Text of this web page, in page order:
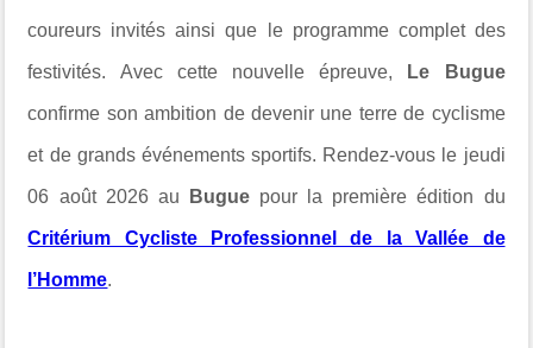
coureurs invités ainsi que le programme complet des
festivités. Avec cette nouvelle épreuve, Le Bugue
confirme son ambition de devenir une terre de cyclisme
et de grands événements sportifs. Rendez-vous le jeudi
06 août 2026 au Buguepour la première édition du
Critérium Cycliste Professionnel de la Vallée de
l’Homme.